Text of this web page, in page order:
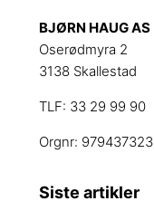
BJØRN HAUG AS
Oserødmyra 2
3138 Skallestad
TLF: 33 29 99 90
Orgnr: 979437323
Siste artikler